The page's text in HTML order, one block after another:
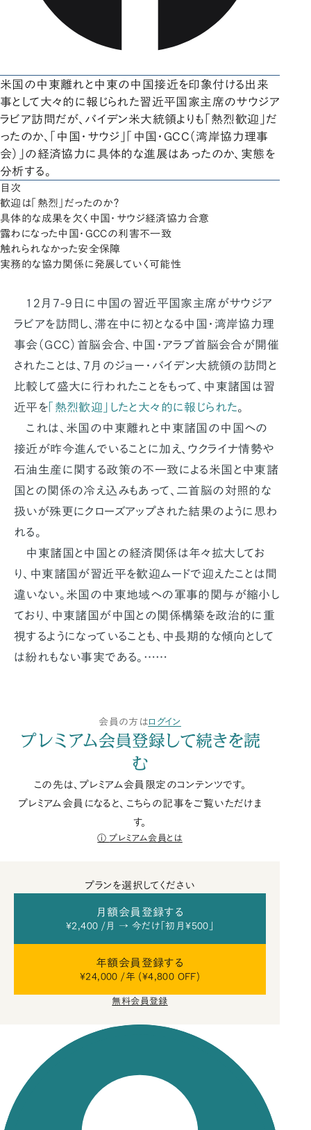
米国の中東離れと中東の中国接近を印象付ける出来
事として大々的に報じられた習近平国家主席のサウジア
ラビア訪問だが、バイデン米大統領よりも「熱烈歓迎」だ
ったのか、「中国・サウジ」「中国・GCC（湾岸協力理事
会）」の経済協力に具体的な進展はあったのか、実態を
分析する。
目次
歓迎は「熱烈」だったのか？
具体的な成果を欠く中国・サウジ経済協力合意
露わになった中国・GCCの利害不一致
触れられなかった安全保障
実務的な協力関係に発展していく可能性
12月7-9日に中国の習近平国家主席がサウジア
ラビアを訪問し、滞在中に初となる中国・湾岸協力理
事会（GCC）首脳会合、中国・アラブ首脳会合が開催
されたことは、7月のジョー・バイデン大統領の訪問と
比較して盛大に行われたことをもって、中東諸国は習
近平を 「熱烈歓迎」したと大々的に報じられた。
これは、米国の中東離れと中東諸国の中国への
接近が昨今進んでいることに加え、ウクライナ情勢や
石油生産に関する政策の不一致による米国と中東諸
国との関係の冷え込みもあって、二首脳の対照的な
扱いが殊更にクローズアップされた結果のように思わ
れる。
中東諸国と中国との経済関係は年々拡大してお
り、中東諸国が習近平を歓迎ムードで迎えたことは間
違いない。米国の中東地域への軍事的関与が縮小し
ており、中東諸国が中国との関係構築を政治的に重
視するようになっていることも、中長期的な傾向として
は紛れもない事実である。……
会員の方はログイン
プレミアム会員登録して続きを読
む
この先は、プレミアム会員限定のコンテンツです。
プレミアム会員になると、こちらの記事をご覧いただけま
す。
プレミアム会員とは
プランを選択してください
月額会員登録する
¥2,400 /月 → 今だけ「初月¥500」
年額会員登録する
¥24,000 /年 (¥4,800 OFF)
無料会員登録